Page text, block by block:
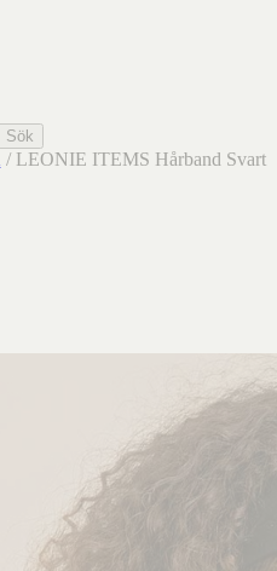
Sök
/ LEONIE ITEMS Hårband Svart